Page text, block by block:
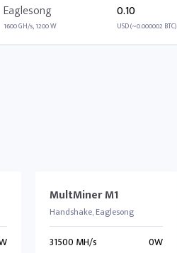
Eaglesong
1600 GH/s, 1200 W
0.10
USD (~0.000002 BTC)
MultMiner M1
Handshake, Eaglesong
31500 MH/s 0W